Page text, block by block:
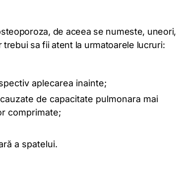
de aceea se numeste, uneori,
sa fii atent la urmatoarele lucruri:
aplecarea inainte;
de capacitate pulmonara mai
comprimate;
a spatelui.